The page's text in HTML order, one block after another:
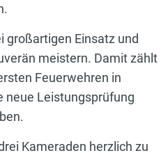
großartigen Einsatz und
meistern. Damit zählt
Feuerwehren in
neue Leistungsprüfung
Kameraden herzlich zu